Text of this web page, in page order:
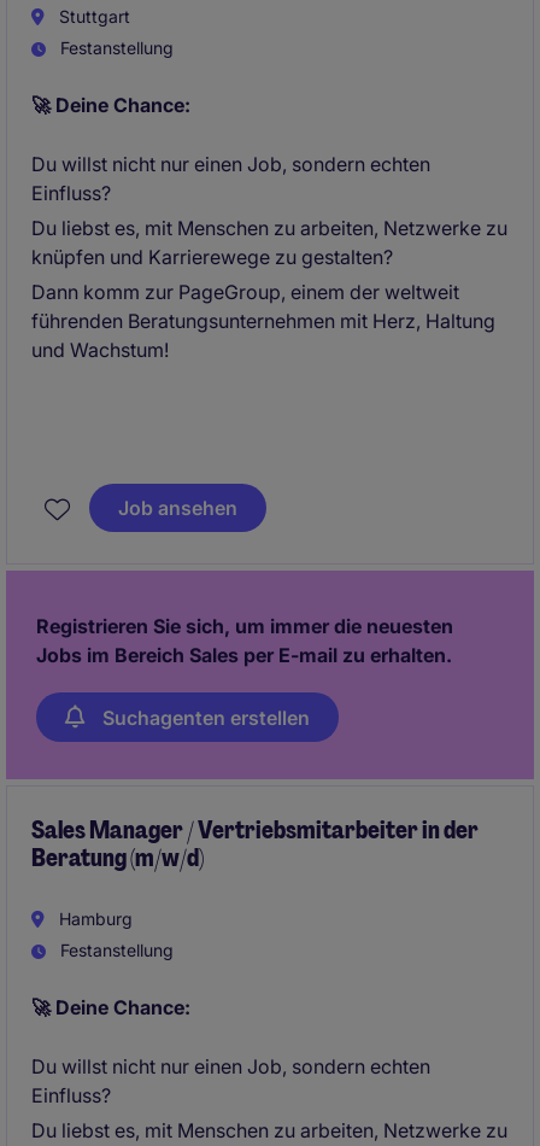
Stuttgart
Festanstellung
🚀 Deine Chance:
Du willst nicht nur einen Job, sondern echten
Einfluss?
Du liebst es, mit Menschen zu arbeiten, Netzwerke zu
knüpfen und Karrierewege zu gestalten?
Dann komm zur PageGroup, einem der weltweit
führenden Beratungsunternehmen mit Herz, Haltung
und Wachstum!
Job ansehen
Registrieren Sie sich, um immer die neuesten
Jobs im Bereich Sales per E-mail zu erhalten.
Suchagenten erstellen
Sales Manager / Vertriebsmitarbeiter in der
Beratung (m/w/d)
Hamburg
Festanstellung
🚀 Deine Chance:
Du willst nicht nur einen Job, sondern echten
Einfluss?
Du liebst es, mit Menschen zu arbeiten, Netzwerke zu